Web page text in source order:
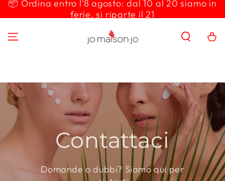
PASSA AL
📦 Ordina entro l'8 agosto: dal 10 al 20 siamo in
ferie, si riparte il 21
Carello
Contattaci
Domande o dubbi? Siamo qui per